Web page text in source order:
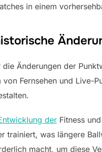
in einem
Änderungen der
von Fernsehen und Live-
der Fitness
trainiert, was längere
macht, um diese